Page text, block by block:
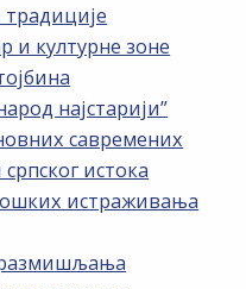
и културне зоне
најстарији”
савремених
истока
истраживања
размишљања